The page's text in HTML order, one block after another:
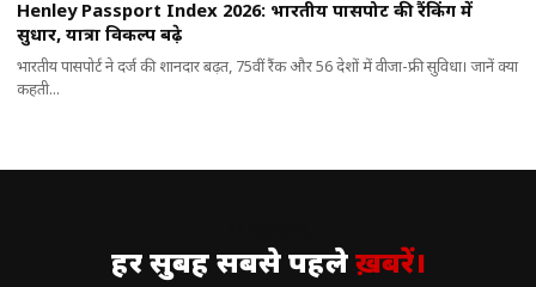
Henley Passport Index 2026: भारतीय पासपोर्ट की रैंकिंग में
सुधार, यात्रा विकल्प बढ़े
भारतीय पासपोर्ट ने दर्ज की शानदार बढ़त, 75वीं रैंक और 56 देशों में वीजा-फ्री सुविधा। जानें क्या
कहती...
हर सुबह सबसे पहलेख़बरें।